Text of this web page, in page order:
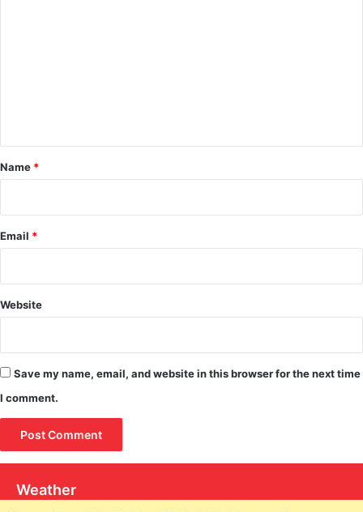
*
Name *
Email *
Website
Save my name, email, and website in this browser for the next time
I comment.
Weather